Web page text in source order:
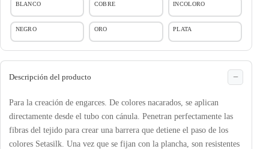
BLANCO COBRE INCOLORO
NEGRO ORO PLATA
Descripción del producto
Para la creación de engarces. De colores nacarados, se aplican
directamente desde el tubo con cánula. Penetran perfectamente las
fibras del tejido para crear una barrera que detiene el paso de los
colores Setasilk. Una vez que se fijan con la plancha, son resistentes